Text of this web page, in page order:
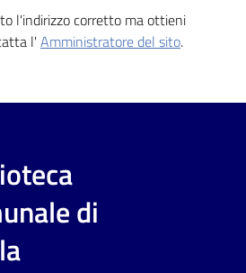
l'indirizzo corretto ma ottieni
l' Amministratore del sito.
di